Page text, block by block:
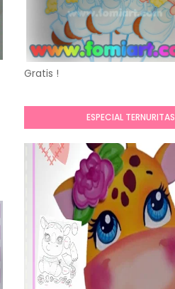
Gratis !
ESPECIAL TERNURITAS